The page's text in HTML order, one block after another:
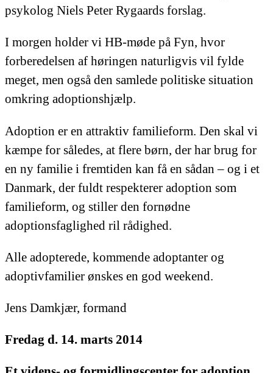
psykolog Niels Peter Rygaards forslag.
I morgen holder vi HB-møde på Fyn, hvor
forberedelsen af høringen naturligvis vil fylde
meget, men også den samlede politiske situation
omkring adoptionshjælp.
Adoption er en attraktiv familieform. Den skal vi
kæmpe for således, at flere børn, der har brug for
en ny familie i fremtiden kan få en sådan – og i et
Danmark, der fuldt respekterer adoption som
familieform, og stiller den fornødne
adoptionsfaglighed ril rådighed.
Alle adopterede, kommende adoptanter og
adoptivfamilier ønskes en god weekend.
Jens Damkjær, formand
Fredag d. 14. marts 2014